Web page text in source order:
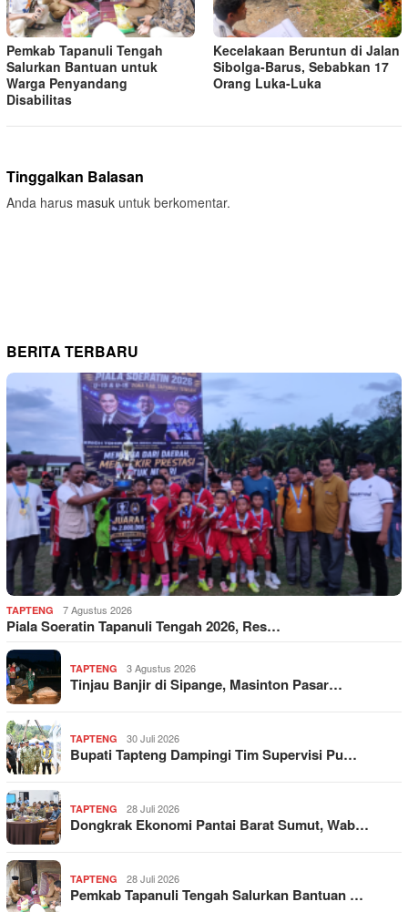
Pemkab Tapanuli Tengah
Salurkan Bantuan untuk
Warga Penyandang
Disabilitas
Kecelakaan Beruntun di Jalan
Sibolga-Barus, Sebabkan 17
Orang Luka-Luka
Tinggalkan Balasan
Anda harus masuk untuk berkomentar.
BERITA TERBARU
TAPTENG 7 Agustus 2026
Piala Soeratin Tapanuli Tengah 2026, Res…
TAPTENG 3 Agustus 2026
Tinjau Banjir di Sipange, Masinton Pasar…
TAPTENG 30 Juli 2026
Bupati Tapteng Dampingi Tim Supervisi Pu…
TAPTENG 28 Juli 2026
Dongkrak Ekonomi Pantai Barat Sumut, Wab…
TAPTENG 28 Juli 2026
Pemkab Tapanuli Tengah Salurkan Bantuan …